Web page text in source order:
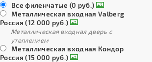
Все филенчатые (0 руб.)
Металлическая входная Valberg
Россия (12 000 руб.)
Металлическая входная дверь с
утеплением
Металлическая входная Кондор
Россия (15 000 руб.)